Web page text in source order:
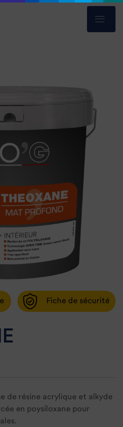
Fiche de sécurité
de résine acrylique et alkyde
en poysiloxane pour